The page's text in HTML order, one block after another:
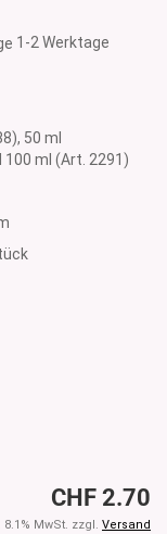
1-2 Werktage
50 ml
100 ml (Art. 2291)
CHF 2.70
8.1% MwSt. zzgl. Versand